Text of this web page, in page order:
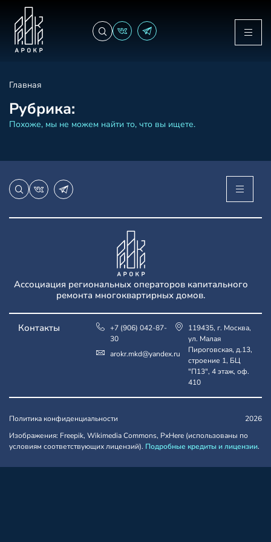
Главная
Рубрика:
Похоже, мы не можем найти то, что вы ищете.
Ассоциация региональных операторов капитального
ремонта многоквартирных домов.
Контакты
+7 (906) 042-87-
30
arokr.mkd@yandex.ru
119435, г. Москва,
ул. Малая
Пироговская, д.13,
строение 1, БЦ
"П13", 4 этаж, оф.
410
Политика конфиденциальности
Изображения: Freepik, Wikimedia Commons, PxHere (использованы по
условиям соответствующих лицензий). Подробные кредиты и лицензии.
2026